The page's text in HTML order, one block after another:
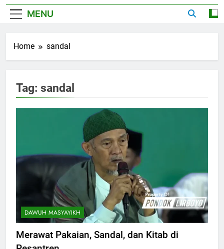
MENU
Home sandal
Tag: sandal
DAWUH MASYAYIKH
Merawat Pakaian, Sandal, dan Kitab di